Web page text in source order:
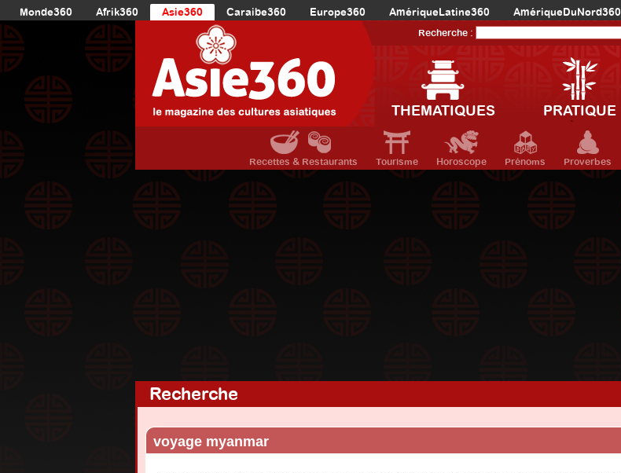
Monde360 Afrik360 Asie360 Caraibe360 Europe360 AmériqueLatine360 AmériqueDuNord360
Recherche :
THEMATIQUES PRATIQUE
Recettes & Restaurants Tourisme Horoscope Prénoms Proverbes
Recherche
voyage myanmar